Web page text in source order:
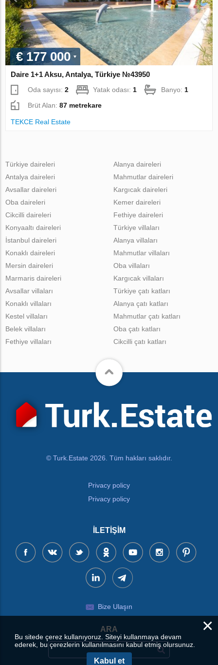
€ 177 000
Daire 1+1 Aksu, Antalya, Türkiye №43950
Oda sayısı:2 Yatak odası: 1 Banyo: 1
Brüt Alan:87 metrekare
TEKCE Real Estate
Türkiye daireleri
Antalya daireleri
Avsallar daireleri
Oba daireleri
Cikcilli daireleri
Alanya daireleri
Mahmutlar daireleri
Kargıcak daireleri
Kemer daireleri
Fethiye daireleri
Konyaaltı daireleri
İstanbul daireleri
Konaklı daireleri
Mersin daireleri
Marmaris daireleri
Türkiye villaları
Alanya villaları
Mahmutlar villaları
Oba villaları
Kargıcak villaları
Avsallar villaları
Konaklı villaları
Kestel villaları
Belek villaları
Fethiye villaları
Türkiye çatı katları
Alanya çatı katları
Mahmutlar çatı katları
Oba çatı katları
Cikcilli çatı katları
© Turk.Estate 2026. Tüm hakları saklıdır.
Privacy policy
Privacy policy
İLETIŞIM
Bize Ulaşın
ARA ×
Bu sitede çerez kullanıyoruz. Siteyi kullanmaya devam
ederek, bu çerezlerin kullanılmasını kabul etmiş olursunuz.
Kabul et